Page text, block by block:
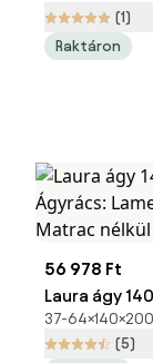
(1)
Raktáron
56 978 Ft
Laura ágy
Ágyrács:
Matrac nélkül
37-
(5)